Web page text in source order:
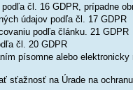
čl. 16 GDPR, prípadne
údajov podľa čl. 17 GDPR
podľa článku. 21 GDPR
čl. 20 GDPR
písomne alebo
na Úrade na